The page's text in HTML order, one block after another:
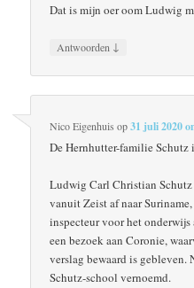
Dat is mijn oer oom Ludwig
Antwoorden ↓
Nico Eigenhuis op31 juli 2020
De Hernhutter-familie Schutz
Ludwig Carl Christian
vanuit Zeist af naar
inspecteur voor het
een bezoek aan Coronie,
verslag bewaard is gebleven.
Schutz-school vernoemd.